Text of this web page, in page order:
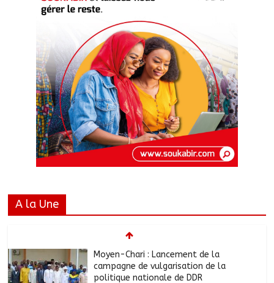
A la Une
Moyen-Chari : Lancement de la
campagne de vulgarisation de la
politique nationale de DDR